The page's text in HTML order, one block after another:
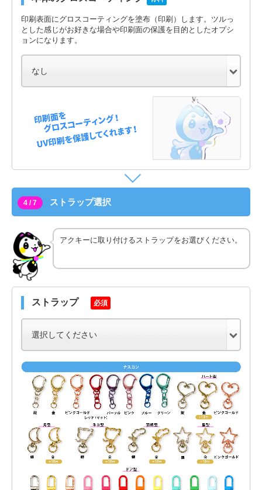
印刷表面にグロスコーティングを塗布（印刷）します。ツルっ
とした感じがお好きな場合や印刷面の保護を目的としたオプシ
ョンになります。
4 / 7 ストラップ選択
アクキーに取り付けるストラップをお選びください。
ストラップ 必須